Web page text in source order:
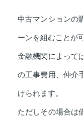
中古マンションの
ーンを組むことが
金融機関によって
の工事費用、仲介
けられます。
ただしその場合は